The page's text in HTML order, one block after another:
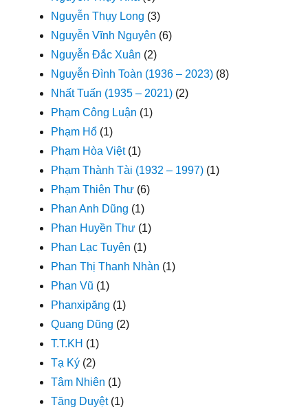
Nguyễn Thụy Long (3)
Nguyễn Vĩnh Nguyên (6)
Nguyễn Đắc Xuân (2)
Nguyễn Đình Toàn (1936 – 2023) (8)
Nhất Tuấn (1935 – 2021) (2)
Phạm Công Luận (1)
Phạm Hổ (1)
Phạm Hòa Việt(1)
Phạm Thành Tài (1932 – 1997) (1)
Phạm Thiên Thư (6)
Phan Anh Dũng (1)
Phan Huyền Thư (1)
Phan Lạc Tuyên (1)
Phan Thị Thanh Nhàn (1)
Phan Vũ (1)
Phanxipăng (1)
Quang Dũng (2)
T.T.KH (1)
Tạ Ký (2)
Tâm Nhiên (1)
Tăng Duyệt(1)